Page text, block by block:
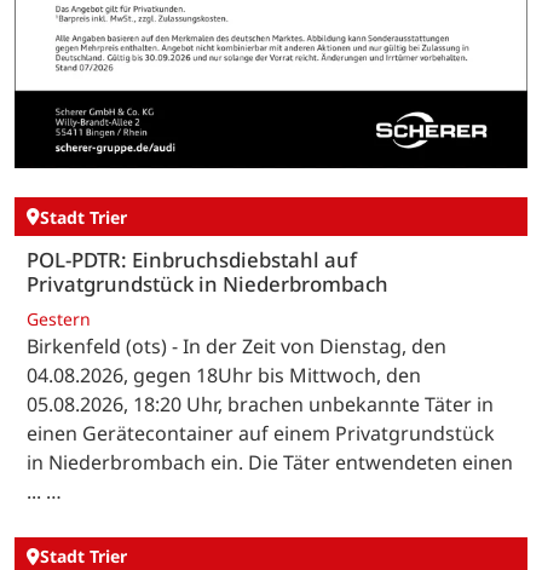
Stadt Trier
POL-PDTR: Einbruchsdiebstahl auf
Privatgrundstück in Niederbrombach
Gestern
Birkenfeld (ots) - In der Zeit von Dienstag, den
04.08.2026, gegen 18Uhr bis Mittwoch, den
05.08.2026, 18:20 Uhr, brachen unbekannte Täter in
einen Gerätecontainer auf einem Privatgrundstück
in Niederbrombach ein. Die Täter entwendeten einen
... …
Stadt Trier